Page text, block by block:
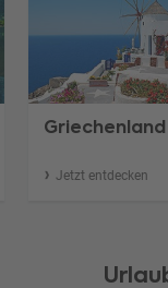
Griechenland
Jetzt entdecken